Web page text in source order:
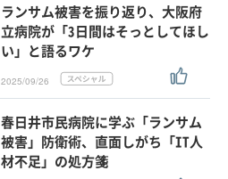
ランサム被害を振り返り、大阪府
立病院が「3日間はそっとしてほし
い」と語るワケ
2025/09/26
春日井市民病院に学ぶ「ランサム
被害」防衛術、直面しがち「IT人
材不足」の処方箋